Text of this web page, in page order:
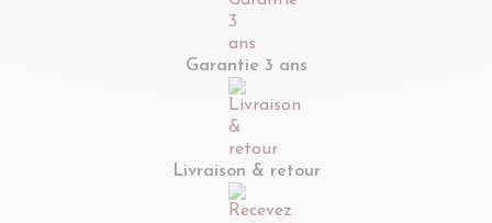
Garantie 3 ans
Livraison & retour